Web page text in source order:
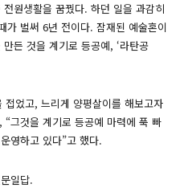
원생활을 꿈꿨다. 하던 일을 과감히
가 벌써 6년 전이다. 잠재된 예술혼이
든 것을 계기로 등공예, ‘라탄공
었고, 느리게 양평살이를 해보고자
그것을 계기로 등공예 마력에 푹 빠
영하고 있다”고 했다.
일답.